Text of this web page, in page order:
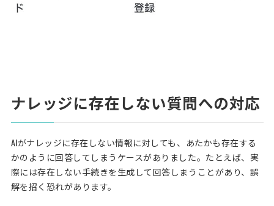
ナレッジに存在しない質問への対応
AIがナレッジに存在しない情報に対しても、あたかも存在する
かのように回答してしまうケースがありました。たとえば、実
際には存在しない手続きを生成して回答しまうことがあり、誤
解を招く恐れがあります。